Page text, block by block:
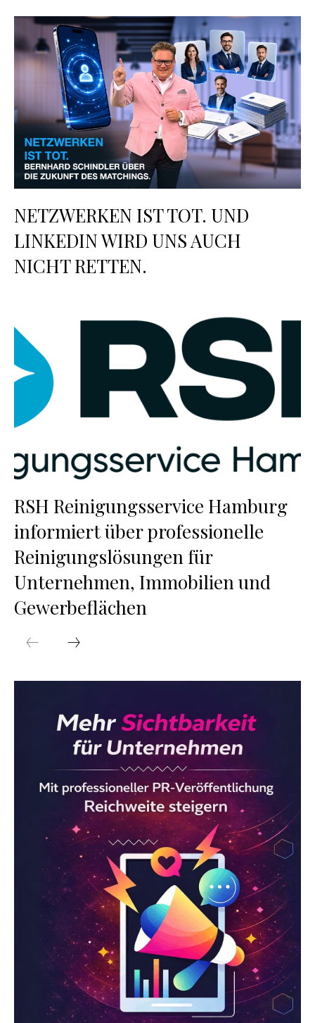
NETZWERKEN IST TOT. UND
LINKEDIN WIRD UNS AUCH
NICHT RETTEN.
RSH Reinigungsservice Hamburg
informiert über professionelle
Reinigungslösungen für
Unternehmen, Immobilien und
Gewerbeflächen